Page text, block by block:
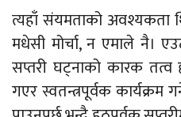
त्यहाँ संयमताको अवश्यकता
मधेसी मोर्चा, न एमाले नै।
सप्तरी घट्नाको कारक
गएर स्वतन्त्रपूर्वक कार्यक्रम